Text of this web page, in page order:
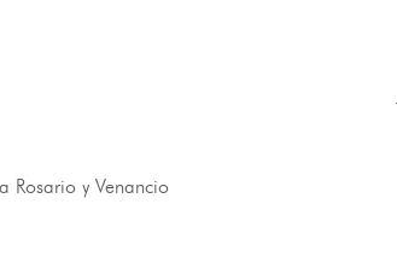
Rosario y Venancio